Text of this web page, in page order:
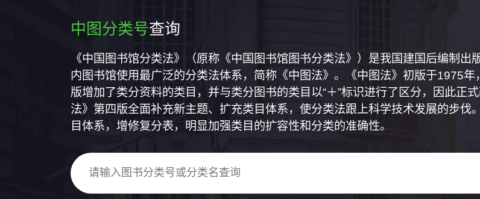
中图分类号查询
《中国图书馆分类法》（原称《中国图书馆图书分类法》）是我国建国后编制
内图书馆使用最广泛的分类法体系，简称《中图法》。《中图法》初版于1975
版增加了类分资料的类目，并与类分图书的类目以“＋”标识进行了区分，因此正
法》第四版全面补充新主题、扩充类目体系，使分类法跟上科学技术发展的步伐
目体系，增修复分表，明显加强类目的扩容性和分类的准确性。